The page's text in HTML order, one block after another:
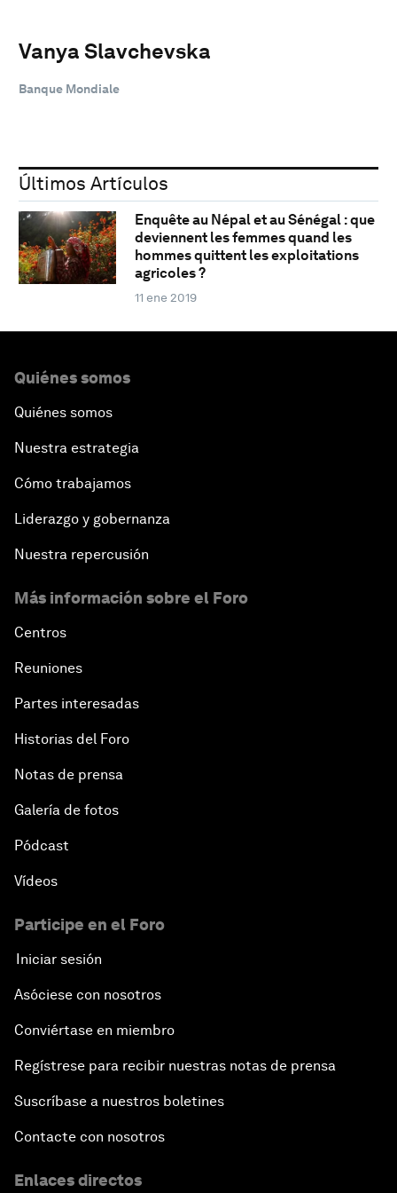
Vanya Slavchevska
Banque Mondiale
Últimos Artículos
Enquête au Népal et au Sénégal : que
deviennent les femmes quand les
hommes quittent les exploitations
agricoles ?
11 ene 2019
Quiénes somos
Quiénes somos
Nuestra estrategia
Cómo trabajamos
Liderazgo y gobernanza
Nuestra repercusión
Más información sobre el Foro
Centros
Reuniones
Partes interesadas
Historias del Foro
Notas de prensa
Galería de fotos
Pódcast
Vídeos
Participe en el Foro
Iniciar sesión
Asóciese con nosotros
Conviértase en miembro
Regístrese para recibir nuestras notas de prensa
Suscríbase a nuestros boletines
Contacte con nosotros
Enlaces directos